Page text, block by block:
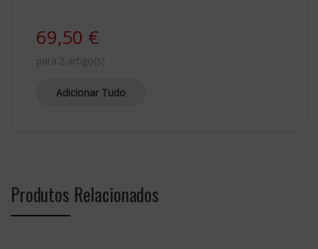
69,50 €
para 2 artigo(s)
Adicionar Tudo
Produtos Relacionados